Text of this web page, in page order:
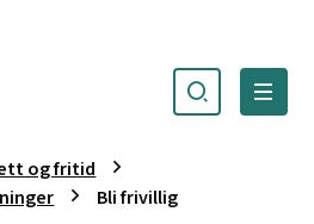
Søk Meny
og fritid
Bli frivillig